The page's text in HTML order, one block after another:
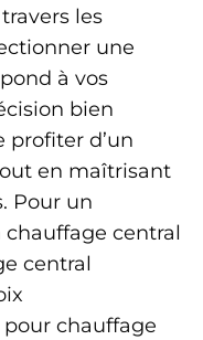
les
une
à vos
bien
profiter d’un
en maîtrisant
Pour un
central
central
chauffage